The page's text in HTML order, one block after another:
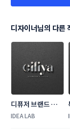
디자이너님의 다른
디퓨저 브랜드
'ciliya' 로고 디자
IDEA LAB